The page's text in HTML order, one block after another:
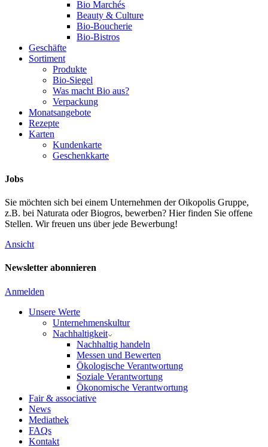
Bio Marchés
Beauty & Culture
Bio-Boucherie
Bio-Bistros
Geschäfte
Sortiment
Produkte
Bio-Siegel
Was macht Bio aus?
Verpackung
Monatsangebote
Rezepte
Karten
Kundenkarte
Geschenkkarte
Jobs
Sie möchten sich bei einem Unternehmen der Oikopolis Gruppe,
z.B. bei Naturata oder Biogros, bewerben? Hier finden Sie offene
Stellen. Wir freuen uns über jede Bewerbung!
Ansicht
Newsletter abonnieren
Anmelden
Unsere Werte
Unternehmenskultur
Nachhaltigkeit
Nachhaltig handeln
Messen und Bewerten
Ökologische Verantwortung
Soziale Verantwortung
Ökonomische Verantwortung
Fair & associative
News
Mediathek
FAQs
Kontakt